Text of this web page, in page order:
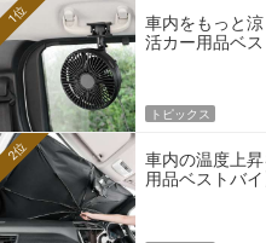
車内をもっと
活カー用品ベス
1位
トピックス
車内の温度上
用品ベストバイ
2位